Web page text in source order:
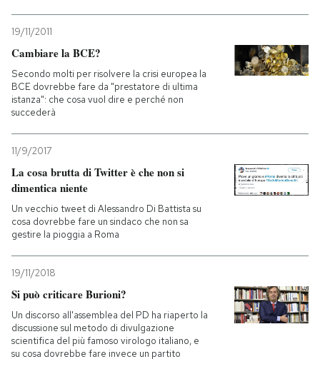
19/11/2011
Cambiare la BCE?
Secondo molti per risolvere la crisi europea la
BCE dovrebbe fare da "prestatore di ultima
istanza": che cosa vuol dire e perché non
succederà
11/9/2017
La cosa brutta di Twitter è che non si
dimentica niente
Un vecchio tweet di Alessandro Di Battista su
cosa dovrebbe fare un sindaco che non sa
gestire la pioggia a Roma
19/11/2018
Si può criticare Burioni?
Un discorso all'assemblea del PD ha riaperto la
discussione sul metodo di divulgazione
scientifica del più famoso virologo italiano, e
su cosa dovrebbe fare invece un partito